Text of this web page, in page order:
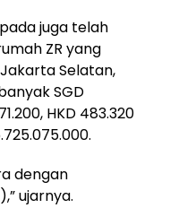
juga telah
ZR yang
Selatan,
SGD
HKD 483.320
dengan
ujarnya.